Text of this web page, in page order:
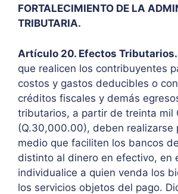
FORTALECIMIENTO DE LA
TRIBUTARIA.
Artículo 20. Efectos Tributarios.
que realicen los contribuyentes
costos y gastos deducibles o
créditos fiscales y demás
tributarios, a partir de treinta mil
(Q.30,000.00), deben realizarse
medio que faciliten los bancos
distinto al dinero en efectivo, en
individualice a quien venda los
los servicios objetos del pago.